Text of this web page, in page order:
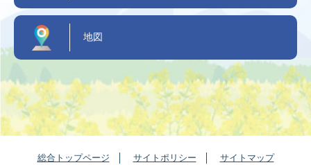
地図
総合トップページ サイトポリシー サイトマップ